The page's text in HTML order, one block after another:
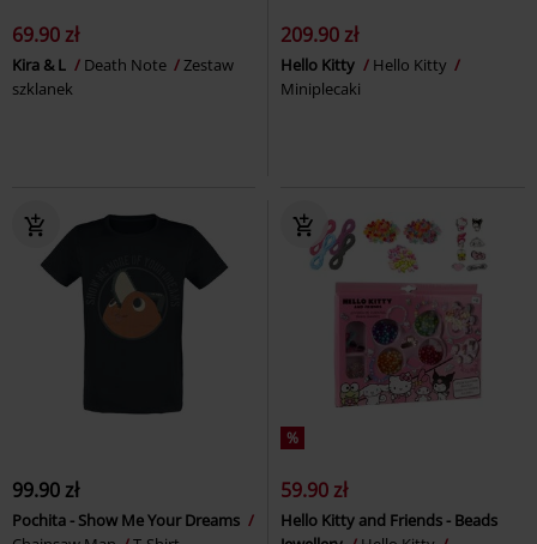
69.90 zł
Kira & L Death Note
Zestaw
szklanek
209.90 zł
Hello Kitty
Hello Kitty
Miniplecaki
99.90 zł
Pochita - Show Me Your Dreams
%
59.90 zł
Hello Kitty and Friends - Beads